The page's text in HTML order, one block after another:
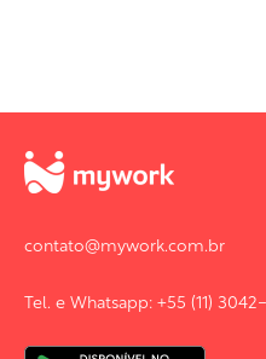
contato@mywork.com.br
Tel. e Whatsapp: +55 (11)